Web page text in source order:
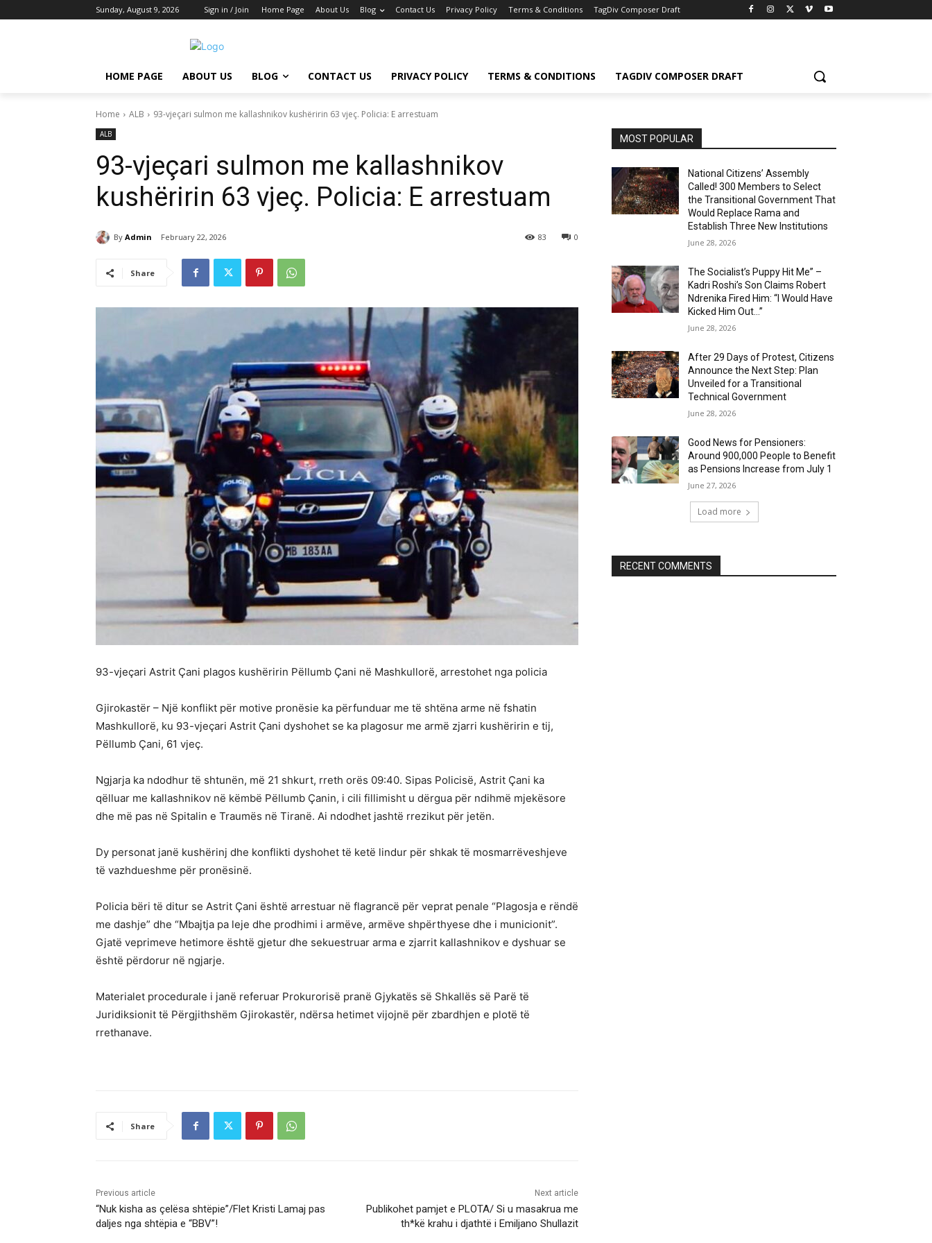
Sunday, August 9, 2026 Sign in / Join Home Page About Us Blog Contact Us Privacy Policy Terms & Conditions TagDiv Composer Draft
HOME PAGE ABOUT US BLOG CONTACT US PRIVACY POLICY TERMS & CONDITIONS TAGDIV COMPOSER DRAFT
Home ALB 93-vjeçari sulmon me kallashnikov kushëririn 63 vjeç. Policia: E arrestuam
ALB
93-vjeçari sulmon me kallashnikov
kushëririn 63 vjeç. Policia: E arrestuam
By Admin February 22, 2026 0
83
Share
93-vjeçari Astrit Çani plagos kushëririn Pëllumb Çani në Mashkullorë, arrestohet nga policia
Gjirokastër – Një konflikt për motive pronësie ka përfunduar me të shtëna arme në fshatin
Mashkullorë, ku 93-vjeçari Astrit Çani dyshohet se ka plagosur me armë zjarri kushëririn e tij,
Pëllumb Çani, 61 vjeç.
Ngjarja ka ndodhur të shtunën, më 21 shkurt, rreth orës 09:40. Sipas Policisë, Astrit Çani ka
qëlluar me kallashnikov në këmbë Pëllumb Çanin, i cili fillimisht u dërgua për ndihmë mjekësore
dhe më pas në Spitalin e Traumës në Tiranë. Ai ndodhet jashtë rrezikut për jetën.
Dy personat janë kushërinj dhe konflikti dyshohet të ketë lindur për shkak të mosmarrëveshjeve
të vazhdueshme për pronësinë.
Policia bëri të ditur se Astrit Çani është arrestuar në flagrancë për veprat penale “Plagosja e rëndë
me dashje” dhe “Mbajtja pa leje dhe prodhimi i armëve, armëve shpërthyese dhe i municionit”.
Gjatë veprimeve hetimore është gjetur dhe sekuestruar arma e zjarrit kallashnikov e dyshuar se
është përdorur në ngjarje.
Materialet procedurale i janë referuar Prokurorisë pranë Gjykatës së Shkallës së Parë të
Juridiksionit të Përgjithshëm Gjirokastër, ndërsa hetimet vijojnë për zbardhjen e plotë të
rrethanave.
Share
Previous article
“Nuk kisha as çelësa shtëpie”/Flet Kristi Lamaj pas
daljes nga shtëpia e “BBV”!
Next article
Publikohet pamjet e PLOTA/ Si u masakrua me
th*kë krahu i djathtë i Emiljano Shullazit
MOST POPULAR
National Citizens’ Assembly
Called! 300 Members to Select
the Transitional Government That
Would Replace Rama and
Establish Three New Institutions
June 28, 2026
The Socialist’s Puppy Hit Me” –
Kadri Roshi’s Son Claims Robert
Ndrenika Fired Him: “I Would Have
Kicked Him Out…”
June 28, 2026
After 29 Days of Protest, Citizens
Announce the Next Step: Plan
Unveiled for a Transitional
Technical Government
June 28, 2026
Good News for Pensioners:
Around 900,000 People to Benefit
as Pensions Increase from July 1
June 27, 2026
Load more
RECENT COMMENTS